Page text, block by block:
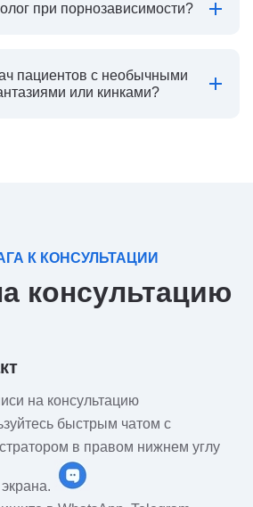
при порнозависимости?
пациентов с необычными
или кинками?
К КОНСУЛЬТАЦИИ
консультацию
на консультацию
быстрым чатом с
в правом нижнем углу